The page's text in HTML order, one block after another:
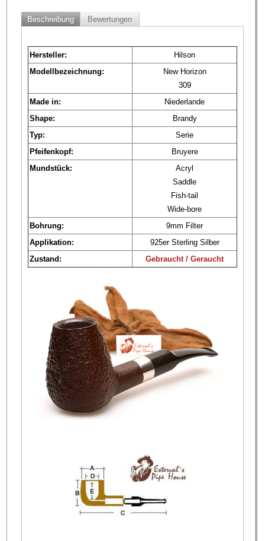
Beschreibung Bewertungen
Hersteller:
Hilson
Modellbezeichnung:
New Horizon
309
Made in:
Niederlande
Shape:
Brandy
Typ:
Serie
Pfeifenkopf:
Bruyere
Mundstück:
Acryl
Saddle
Fish-tail
Wide-bore
Bohrung:
9mm Filter
Applikation:
925er Sterling Silber
Zustand:
Gebraucht / Geraucht